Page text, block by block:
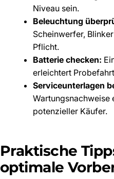
Niveau sein.
Beleuchtung
Scheinwerfer,
Pflicht.
Batterie checken:
erleichtert
Serviceunterlagen
Wartungsnachweise
potenzieller Käufer.
Praktische
optimale